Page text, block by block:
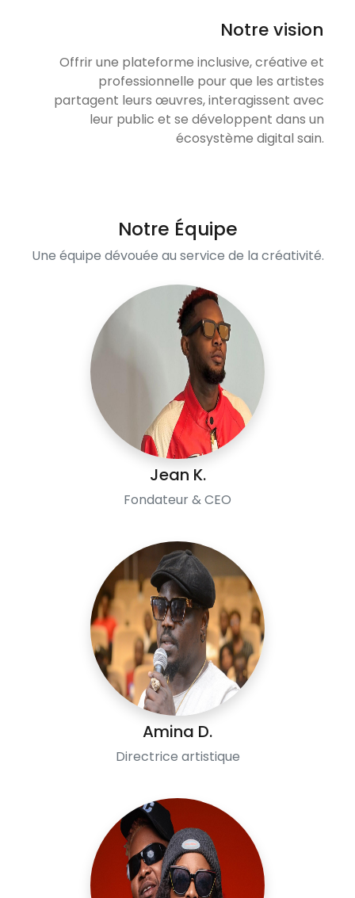
Notre vision
Offrir une plateforme inclusive, créative et
professionnelle pour que les artistes
partagent leurs œuvres, interagissent avec
leur public et se développent dans un
écosystème digital sain.
Notre Équipe
Une équipe dévouée au service de la créativité.
Jean K.
Fondateur & CEO
Amina D.
Directrice artistique